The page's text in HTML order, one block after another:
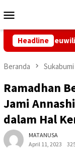
ke
Mobile
Headline
Beranda
Ramadhan
Jami
dalam Hal
MATANUSA
April 11, 2023